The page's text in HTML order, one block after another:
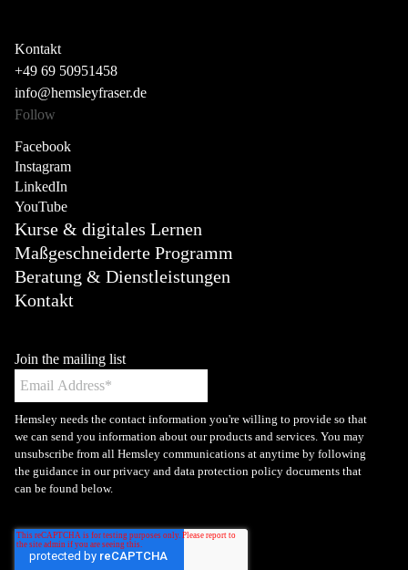
Kontakt
+49 69 50951458
info@hemsleyfraser.de
Follow
Facebook
Instagram
LinkedIn
YouTube
Kurse & digitales Lernen
Maßgeschneiderte Programm
Beratung & Dienstleistungen
Kontakt
Join the mailing list
Hemsley needs the contact information you're willing to provide so that
we can send you information about our products and services. You may
unsubscribe from all Hemsley communications at anytime by following
the guidance in our privacy and data protection policy documents that
can be found below.